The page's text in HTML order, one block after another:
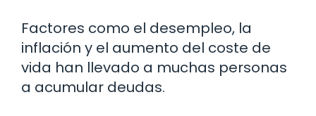
Factores como el desempleo, la
inflación y el aumento del coste de
vida han llevado a muchas personas
a acumular deudas.